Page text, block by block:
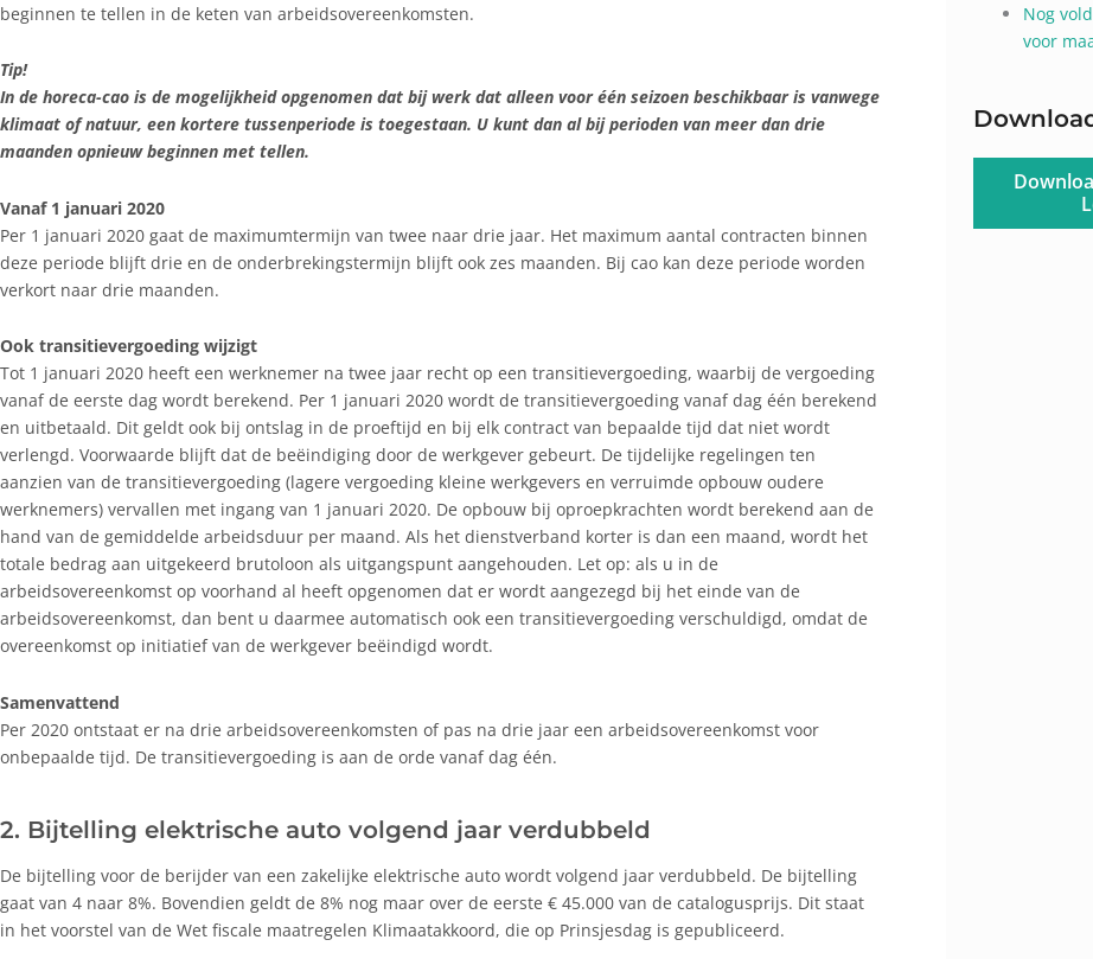
beginnen te tellen in de keten van arbeidsovereenkomsten.
Tip!
In de horeca-cao is de mogelijkheid opgenomen dat bij werk dat alleen voor één seizoen beschikbaar is vanwege
klimaat of natuur, een kortere tussenperiode is toegestaan. U kunt dan al bij perioden van meer dan drie
maanden opnieuw beginnen met tellen.
Vanaf 1 januari 2020
Per 1 januari 2020 gaat de maximumtermijn van twee naar drie jaar. Het maximum aantal contracten binnen
deze periode blijft drie en de onderbrekingstermijn blijft ook zes maanden. Bij cao kan deze periode worden
verkort naar drie maanden.
Ook transitievergoeding wijzigt
Tot 1 januari 2020 heeft een werknemer na twee jaar recht op een transitievergoeding, waarbij de vergoeding
vanaf de eerste dag wordt berekend. Per 1 januari 2020 wordt de transitievergoeding vanaf dag één berekend
en uitbetaald. Dit geldt ook bij ontslag in de proeftijd en bij elk contract van bepaalde tijd dat niet wordt
verlengd. Voorwaarde blijft dat de beëindiging door de werkgever gebeurt. De tijdelijke regelingen ten
aanzien van de transitievergoeding (lagere vergoeding kleine werkgevers en verruimde opbouw oudere
werknemers) vervallen met ingang van 1 januari 2020. De opbouw bij oproepkrachten wordt berekend aan de
hand van de gemiddelde arbeidsduur per maand. Als het dienstverband korter is dan een maand, wordt het
totale bedrag aan uitgekeerd brutoloon als uitgangspunt aangehouden. Let op: als u in de
arbeidsovereenkomst op voorhand al heeft opgenomen dat er wordt aangezegd bij het einde van de
arbeidsovereenkomst, dan bent u daarmee automatisch ook een transitievergoeding verschuldigd, omdat de
overeenkomst op initiatief van de werkgever beëindigd wordt.
Samenvattend
Per 2020 ontstaat er na drie arbeidsovereenkomsten of pas na drie jaar een arbeidsovereenkomst voor
onbepaalde tijd. De transitievergoeding is aan de orde vanaf dag één.
2. Bijtelling elektrische auto volgend jaar verdubbeld
De bijtelling voor de berijder van een zakelijke elektrische auto wordt volgend jaar verdubbeld. De bijtelling
gaat van 4 naar 8%. Bovendien geldt de 8% nog maar over de eerste € 45.000 van de catalogusprijs. Dit staat
in het voorstel van de Wet fiscale maatregelen Klimaatakkoord, die op Prinsjesdag is gepubliceerd.
Nog
voor